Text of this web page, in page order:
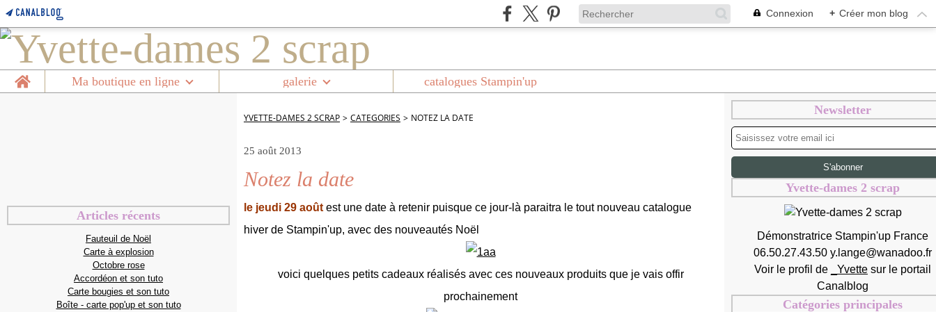
Connexion + Créer mon blog
Home Ma boutique en ligne galerie catalogues Stampin'up
Articles récents
Fauteuil de Noël
Carte à explosion
Octobre rose
Accordéon et son tuto
Carte bougies et son tuto
Boîte - carte pop'up et son tuto
YVETTE-DAMES 2 SCRAP > CATEGORIES > NOTEZ LA DATE
25 août 2013
Notez la date
le jeudi 29 août est une date à retenir puisque ce jour-là paraitra le tout nouveau catalogue
hiver de Stampin'up, avec des nouveautés Noël
voici quelques petits cadeaux réalisés avec ces nouveaux produits que je vais offir
prochainement
Newsletter
Yvette-dames 2 scrap
Démonstratrice Stampin'up France
06.50.27.43.50 y.lange@wanadoo.fr
Voir le profil de
_Yvette sur le portail
Canalblog
Catégories principales